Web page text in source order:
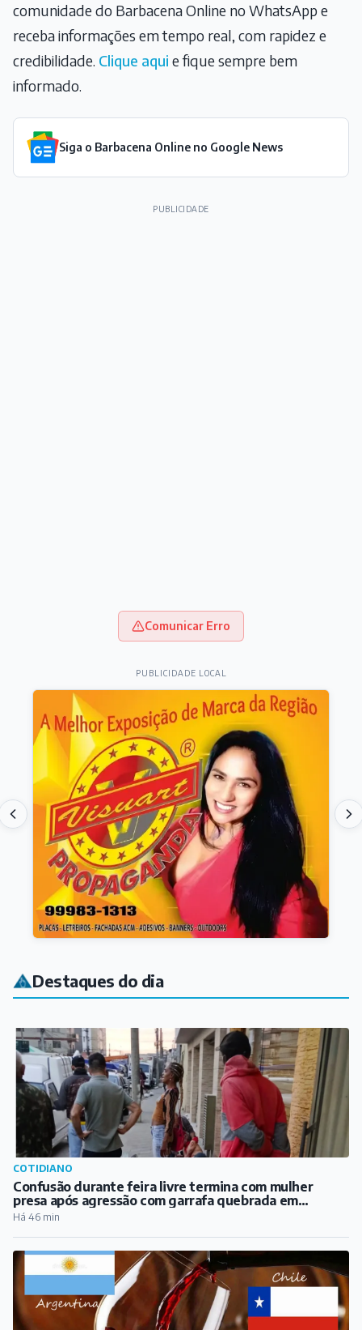
comunidade do Barbacena Online no WhatsApp e
receba informações em tempo real, com rapidez e
credibilidade. Clique aqui e fique sempre bem
informado.
Siga o Barbacena Online no Google News
PUBLICIDADE
Comunicar Erro
PUBLICIDADE LOCAL
Destaques do dia
COTIDIANO
Confusão durante feira livre termina com mulher
presa após agressão com garrafa quebrada em
Barbacena
Há 46 min